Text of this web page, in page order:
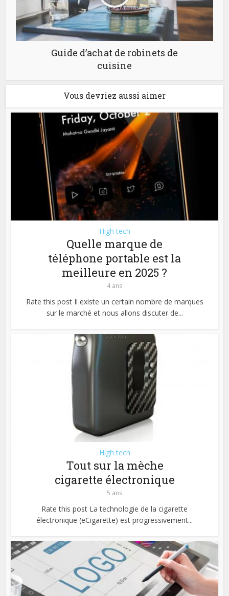
Guide d’achat de robinets de
cuisine
Vous devriez aussi aimer
High tech
Quelle marque de
téléphone portable est la
meilleure en 2025 ?
4 ans
Rate this post Il existe un certain nombre de marques
sur le marché et nous allons discuter de...
High tech
Tout sur la mèche
cigarette électronique
5 ans
Rate this post La technologie de la cigarette
électronique (eCigarette) est progressivement...